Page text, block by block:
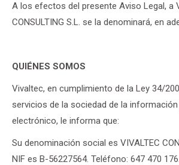
A los efectos del presente Aviso Legal, a
CONSULTING S.L. se la denominará, en
QUIÉNES SOMOS
Vivaltec, en cumplimiento de la Ley 34/
servicios de la sociedad de la
electrónico, le informa que:
Su denominación social es VIVALTEC
NIF es B-56227564. Teléfono: 647 470